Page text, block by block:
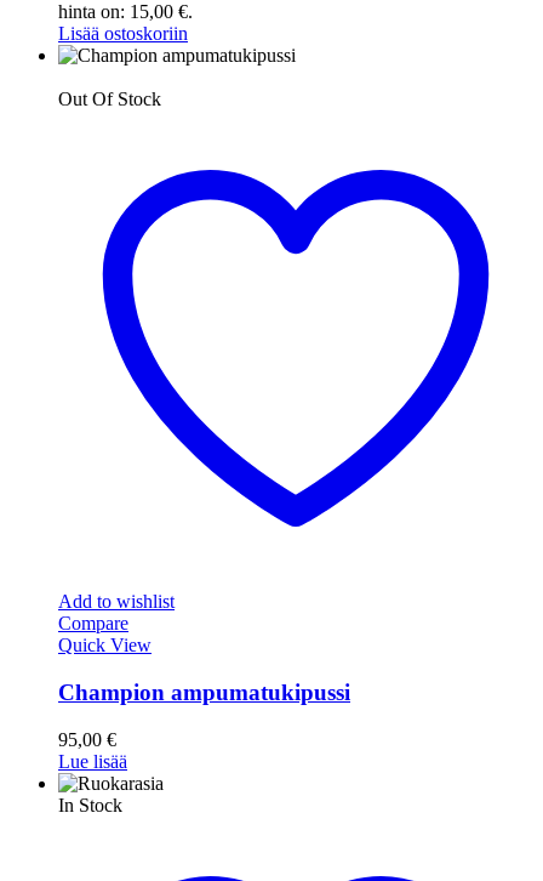
hinta on: 15,00 €.
Lisää ostoskoriin
Out Of Stock
Add to wishlist
Compare
Quick View
Champion ampumatukipussi
95,00 €
Lue lisää
In Stock